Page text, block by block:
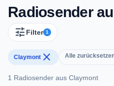
Radiosender
tune Filter 1
Claymont close Alle
1 Radiosender aus Claymont